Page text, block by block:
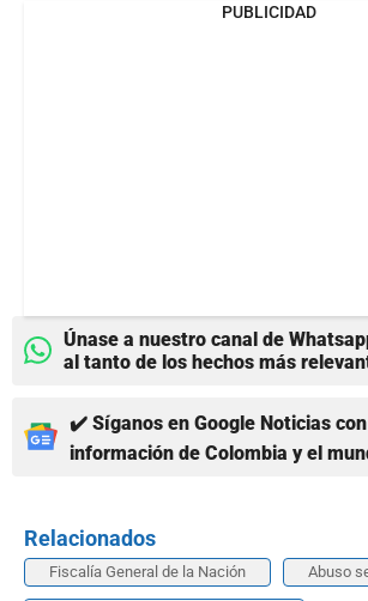
PUBLICIDAD
Únase a nuestro canal de
al tanto de los hechos más
✔️ Síganos en Google Noticias
información de Colombia y el
Relacionados
Fiscalía General de la Nación Abuso